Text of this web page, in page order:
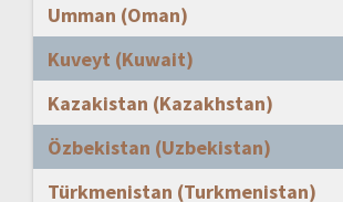
Umman (Oman)
Kuveyt (Kuwait)
Kazakistan (Kazakhstan)
Özbekistan (Uzbekistan)
Türkmenistan (Turkmenistan)